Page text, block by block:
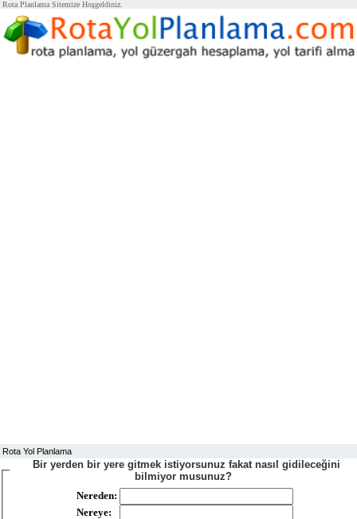
Rota Planlama Sitemize Hoşgeldiniz.
Rota Yol Planlama
Bir yerden bir yere gitmek istiyorsunuz fakat nasıl gidileceğini
bilmiyor musunuz?
Nereden:
Nereye: